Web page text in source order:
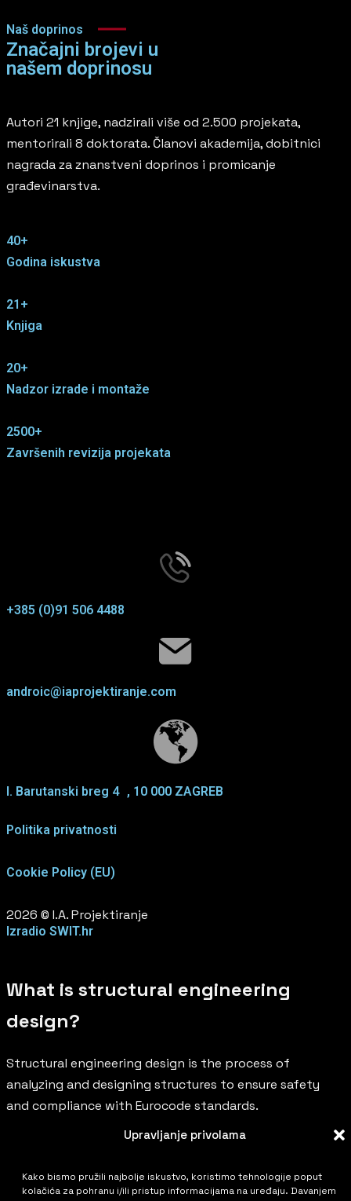
Upravljanje privolama
Kako bismo pružili najbolje iskustvo, koristimo tehnologije poput
kolačića za pohranu i/ili pristup informacijama na uređaju. Davanjem
Naš doprinos
Značajni brojevi u
našem doprinosu
Autori 21 knjige, nadzirali više od 2.500 projekata,
mentorirali 8 doktorata. Članovi akademija, dobitnici
nagrada za znanstveni doprinos i promicanje
građevinarstva.
40+
Godina iskustva
21+
Knjiga​
20+
Nadzor izrade i montaže
2500+
Završenih revizija projekata
+385 (0)91 506 4488
androic@iaprojektiranje.com
I. Barutanski breg 4 , 10 000 ZAGREB
Politika privatnosti
Cookie Policy (EU)
2026 © I.A. Projektiranje
Izradio SWIT.hr
What is structural engineering
design?
Structural engineering design is the process of
analyzing and designing structures to ensure safety
and compliance with Eurocode standards.
What services does IA Projektiranje
provide?